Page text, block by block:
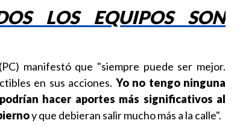
LOS EQUIPOS SON
(PC) manifestó que "siempre puede ser mejor.
en sus acciones. Yo no tengo ninguna
hacer aportes más significativos al
y que debieran salir mucho más a la calle".